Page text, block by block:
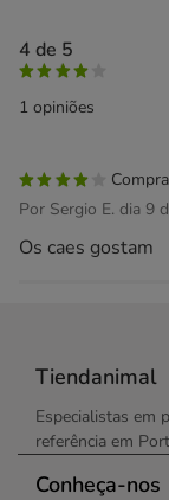
4 de 5
1 opiniões
100% das
Por Sergio E. dia 9
Os caes gostam
Tiendanimal
Especialistas em
referência em
Conheça-nos